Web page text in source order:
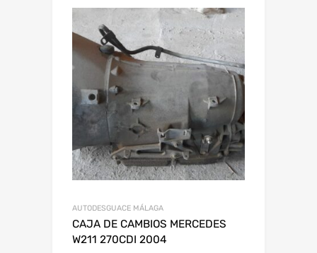
AUTODESGUACE MÁLAGA
CAJA DE CAMBIOS MERCEDES
W211 270CDI 2004